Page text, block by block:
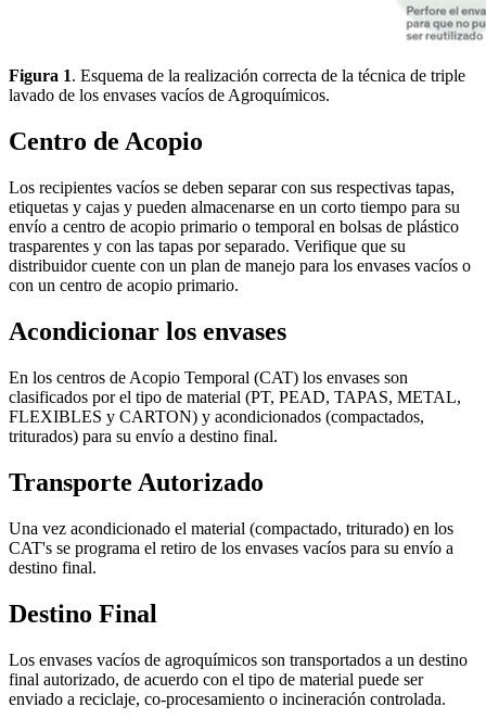
Figura 1. Esquema de la realización correcta de la técnica de triple
lavado de los envases vacíos de Agroquímicos.
Centro de Acopio
Los recipientes vacíos se deben separar con sus respectivas tapas,
etiquetas y cajas y pueden almacenarse en un corto tiempo para su
envío a centro de acopio primario o temporal en bolsas de plástico
trasparentes y con las tapas por separado. Verifique que su
distribuidor cuente con un plan de manejo para los envases vacíos o
con un centro de acopio primario.
Acondicionar los envases
En los centros de Acopio Temporal (CAT) los envases son
clasificados por el tipo de material (PT, PEAD, TAPAS, METAL,
FLEXIBLES y CARTON) y acondicionados (compactados,
triturados) para su envío a destino final.
Transporte Autorizado
Una vez acondicionado el material (compactado, triturado) en los
CAT's se programa el retiro de los envases vacíos para su envío a
destino final.
Destino Final
Los envases vacíos de agroquímicos son transportados a un destino
final autorizado, de acuerdo con el tipo de material puede ser
enviado a reciclaje, co-procesamiento o incineración controlada.